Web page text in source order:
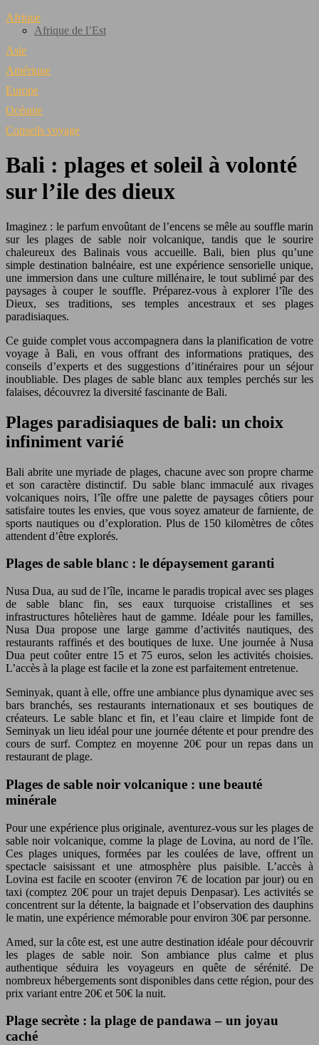
Afrique
Afrique de l’Est
Asie
Amérique
Europe
Océanie
Conseils voyage
Bali : plages et soleil à volonté
sur l’ile des dieux
Imaginez : le parfum envoûtant de l’encens se mêle au souffle marin
sur les plages de sable noir volcanique, tandis que le sourire
chaleureux des Balinais vous accueille. Bali, bien plus qu’une
simple destination balnéaire, est une expérience sensorielle unique,
une immersion dans une culture millénaire, le tout sublimé par des
paysages à couper le souffle. Préparez-vous à explorer l’île des
Dieux, ses traditions, ses temples ancestraux et ses plages
paradisiaques.
Ce guide complet vous accompagnera dans la planification de votre
voyage à Bali, en vous offrant des informations pratiques, des
conseils d’experts et des suggestions d’itinéraires pour un séjour
inoubliable. Des plages de sable blanc aux temples perchés sur les
falaises, découvrez la diversité fascinante de Bali.
Plages paradisiaques de bali: un choix
infiniment varié
Bali abrite une myriade de plages, chacune avec son propre charme
et son caractère distinctif. Du sable blanc immaculé aux rivages
volcaniques noirs, l’île offre une palette de paysages côtiers pour
satisfaire toutes les envies, que vous soyez amateur de farniente, de
sports nautiques ou d’exploration. Plus de 150 kilomètres de côtes
attendent d’être explorés.
Plages de sable blanc : le dépaysement garanti
Nusa Dua, au sud de l’île, incarne le paradis tropical avec ses plages
de sable blanc fin, ses eaux turquoise cristallines et ses
infrastructures hôtelières haut de gamme. Idéale pour les familles,
Nusa Dua propose une large gamme d’activités nautiques, des
restaurants raffinés et des boutiques de luxe. Une journée à Nusa
Dua peut coûter entre 15 et 75 euros, selon les activités choisies.
L’accès à la plage est facile et la zone est parfaitement entretenue.
Seminyak, quant à elle, offre une ambiance plus dynamique avec ses
bars branchés, ses restaurants internationaux et ses boutiques de
créateurs. Le sable blanc et fin, et l’eau claire et limpide font de
Seminyak un lieu idéal pour une journée détente et pour prendre des
cours de surf. Comptez en moyenne 20€ pour un repas dans un
restaurant de plage.
Plages de sable noir volcanique : une beauté
minérale
Pour une expérience plus originale, aventurez-vous sur les plages de
sable noir volcanique, comme la plage de Lovina, au nord de l’île.
Ces plages uniques, formées par les coulées de lave, offrent un
spectacle saisissant et une atmosphère plus paisible. L’accès à
Lovina est facile en scooter (environ 7€ de location par jour) ou en
taxi (comptez 20€ pour un trajet depuis Denpasar). Les activités se
concentrent sur la détente, la baignade et l’observation des dauphins
le matin, une expérience mémorable pour environ 30€ par personne.
Amed, sur la côte est, est une autre destination idéale pour découvrir
les plages de sable noir. Son ambiance plus calme et plus
authentique séduira les voyageurs en quête de sérénité. De
nombreux hébergements sont disponibles dans cette région, pour des
prix variant entre 20€ et 50€ la nuit.
Plage secrète : la plage de pandawa – un joyau
caché